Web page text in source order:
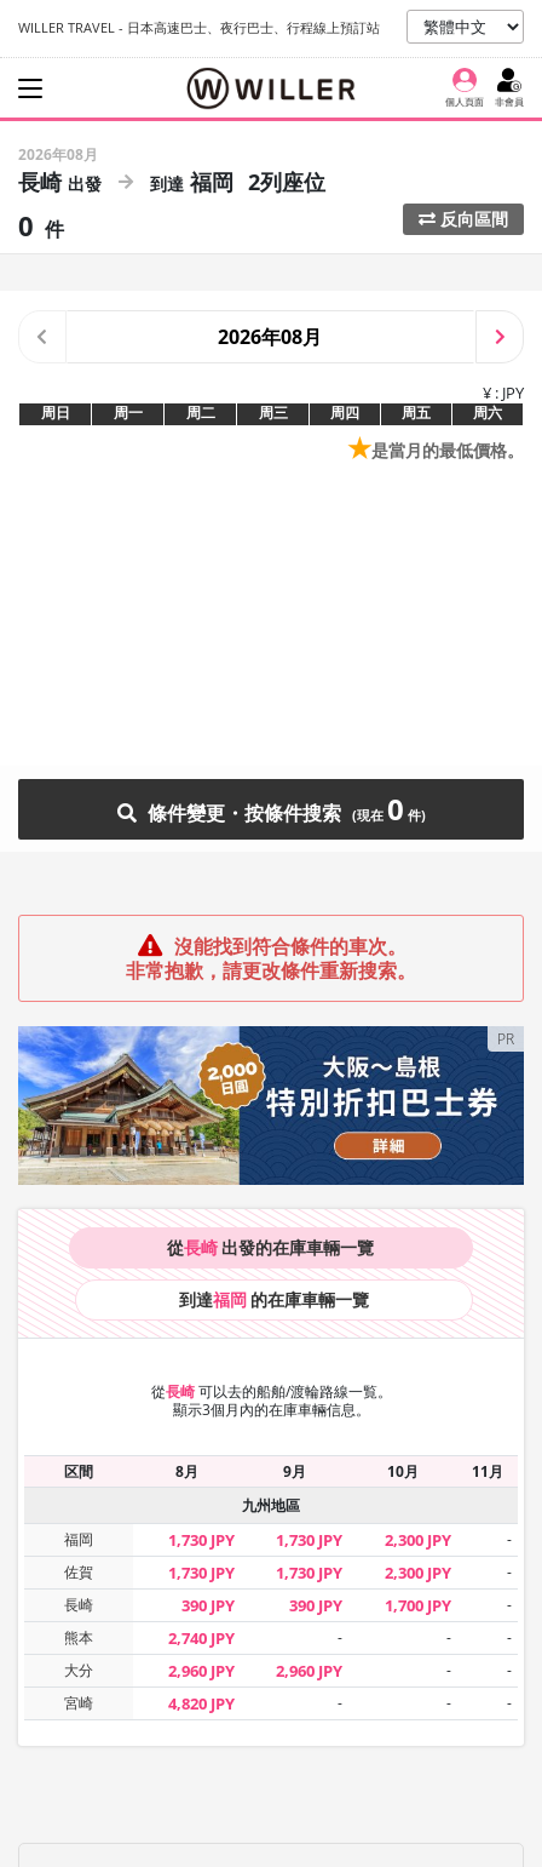
WILLER TRAVEL - 日本高速巴士、夜行巴士、行程線上預訂站
個人頁面 非會員
2026年08月
長崎 福岡 2列座位
0 件 反向區間
2026年08月
¥ : JPY
周日 周一 周二 周三 周四 周五 周六
★是當月的最低價格。
條件變更・按條件搜索 0
沒能找到符合條件的車次。
非常抱歉，請更改條件重新搜索。
PR
從長崎 出發的在庫車輛一覽
到達福岡 的在庫車輛一覽
從長崎 可以去的船舶/渡輪路線一覧。
顯示3個月內的在庫車輛信息。
区間 8月 9月 10月
11月
九州地區
福岡
1,730 JPY 1,730 JPY 2,300 JPY
-
佐賀
1,730 JPY 1,730 JPY 2,300 JPY
-
長崎
390 JPY 390 JPY 1,700 JPY
-
熊本
2,740 JPY - -
-
大分
2,960 JPY 2,960 JPY -
-
宮崎
4,820 JPY - - -